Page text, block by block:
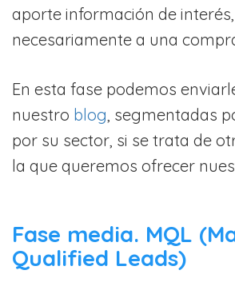
aporte información de
necesariamente a una
En esta fase podemos
nuestro blog , segmentadas
por su sector, si se trata de
la que queremos ofrecer
Fase media. MQL
Qualified Leads)